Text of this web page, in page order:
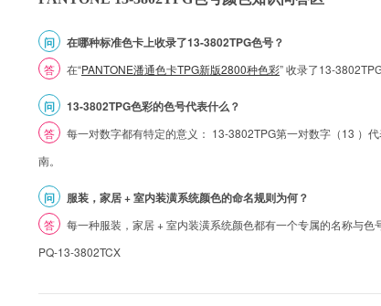
问 在哪种标准色卡上收录了13-3802TPG色号？
答 在“PANTONE潘通色卡TPG新版2800种色彩” 收录了13-
问 13-3802TPG色彩的色号代表什么？
答
每一对数字都有特定的意义： 13-3802TPG第一对数字（13 ）
南。
问 服装，家居 + 室内装潢系统颜色的命名规则为何？
答
每一种服装，家居 + 室内装潢系统颜色都有一个专属的名称与
PQ-13-3802TCX